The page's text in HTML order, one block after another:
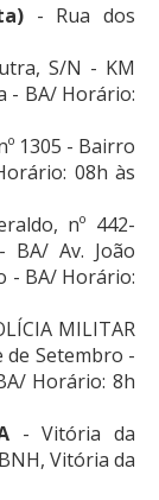
- Rua dos
S/N - KM
- BA/ Horário:
1305 - Bairro
08h às
nº 442-
BA/ Av. João
- BA/ Horário:
MILITAR
de Setembro -
Horário: 8h
- Vitória da
Vitória da